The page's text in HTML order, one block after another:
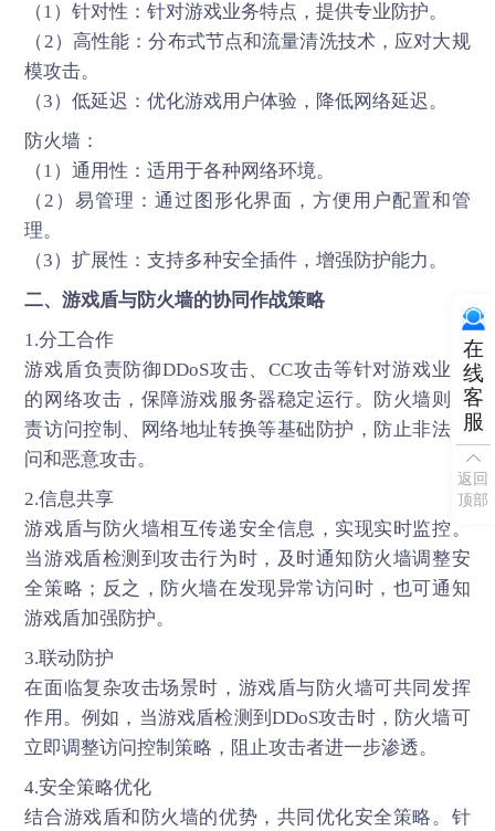
（1）针对性：针对游戏业务特点，提供专业防护。
（2）高性能：分布式节点和流量清洗技术，应对大规
模攻击。
（3）低延迟：优化游戏用户体验，降低网络延迟。
防火墙：
（1）通用性：适用于各种网络环境。
（2）易管理：通过图形化界面，方便用户配置和管
理。
（3）扩展性：支持多种安全插件，增强防护能力。
二、游戏盾与防火墙的协同作战策略
1.分工合作
游戏盾负责防御DDoS攻击、CC攻击等针对游戏业务
的网络攻击，保障游戏服务器稳定运行。防火墙则负
责访问控制、网络地址转换等基础防护，防止非法访
问和恶意攻击。
2.信息共享
游戏盾与防火墙相互传递安全信息，实现实时监控。
当游戏盾检测到攻击行为时，及时通知防火墙调整安
全策略；反之，防火墙在发现异常访问时，也可通知
游戏盾加强防护。
3.联动防护
在面临复杂攻击场景时，游戏盾与防火墙可共同发挥
作用。例如，当游戏盾检测到DDoS攻击时，防火墙可
立即调整访问控制策略，阻止攻击者进一步渗透。
4.安全策略优化
结合游戏盾和防火墙的优势，共同优化安全策略。针
在
线
客
服
返回
顶部